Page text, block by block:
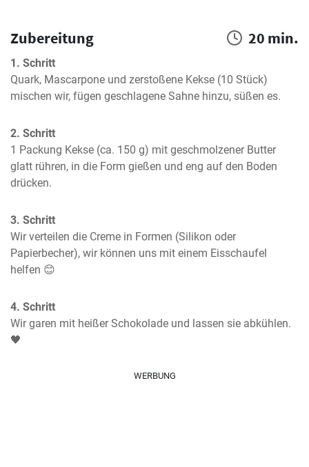
Zubereitung 20 min.
1. Schritt
Quark, Mascarpone und zerstoßene Kekse (10 Stück)
mischen wir, fügen geschlagene Sahne hinzu, süßen es.
2. Schritt
1 Packung Kekse (ca. 150 g) mit geschmolzener Butter
glatt rühren, in die Form gießen und eng auf den Boden
drücken.
3. Schritt
Wir verteilen die Creme in Formen (Silikon oder
Papierbecher), wir können uns mit einem Eisschaufel
helfen 😊
4. Schritt
Wir garen mit heißer Schokolade und lassen sie abkühlen.
🖤
WERBUNG